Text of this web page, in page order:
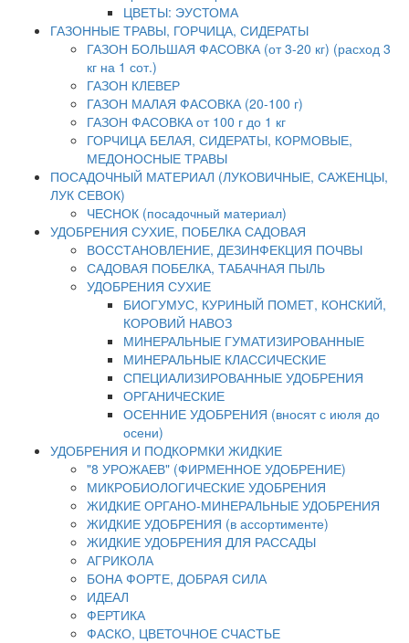
ЦВЕТЫ: ЭУСТОМА
ГАЗОННЫЕ ТРАВЫ, ГОРЧИЦА, СИДЕРАТЫ
ГАЗОН БОЛЬШАЯ ФАСОВКА (от 3-20 кг) (расход 3
кг на 1 сот.)
ГАЗОН КЛЕВЕР
ГАЗОН МАЛАЯ ФАСОВКА (20-100 г)
ГАЗОН ФАСОВКА от 100 г до 1 кг
ГОРЧИЦА БЕЛАЯ, СИДЕРАТЫ, КОРМОВЫЕ,
МЕДОНОСНЫЕ ТРАВЫ
ПОСАДОЧНЫЙ МАТЕРИАЛ (ЛУКОВИЧНЫЕ, САЖЕНЦЫ,
ЛУК СЕВОК)
ЧЕСНОК (посадочный материал)
УДОБРЕНИЯ СУХИЕ, ПОБЕЛКА САДОВАЯ
ВОССТАНОВЛЕНИЕ, ДЕЗИНФЕКЦИЯ ПОЧВЫ
САДОВАЯ ПОБЕЛКА, ТАБАЧНАЯ ПЫЛЬ
УДОБРЕНИЯ СУХИЕ
БИОГУМУС, КУРИНЫЙ ПОМЕТ, КОНСКИЙ,
КОРОВИЙ НАВОЗ
МИНЕРАЛЬНЫЕ ГУМАТИЗИРОВАННЫЕ
МИНЕРАЛЬНЫЕ КЛАССИЧЕСКИЕ
СПЕЦИАЛИЗИРОВАННЫЕ УДОБРЕНИЯ
ОРГАНИЧЕСКИЕ
ОСЕННИЕ УДОБРЕНИЯ (вносят с июля до
осени)
УДОБРЕНИЯ И ПОДКОРМКИ ЖИДКИЕ
"8 УРОЖАЕВ" (ФИРМЕННОЕ УДОБРЕНИЕ)
МИКРОБИОЛОГИЧЕСКИЕ УДОБРЕНИЯ
ЖИДКИЕ ОРГАНО-МИНЕРАЛЬНЫЕ УДОБРЕНИЯ
ЖИДКИЕ УДОБРЕНИЯ (в ассортименте)
ЖИДКИЕ УДОБРЕНИЯ ДЛЯ РАССАДЫ
АГРИКОЛА
БОНА ФОРТЕ, ДОБРАЯ СИЛА
ИДЕАЛ
ФЕРТИКА
ФАСКО, ЦВЕТОЧНОЕ СЧАСТЬЕ